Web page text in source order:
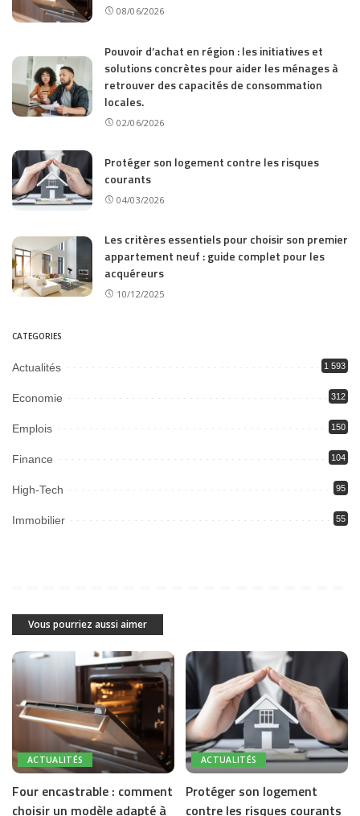
08/06/2026
Pouvoir d’achat en région : les initiatives et
solutions concrètes pour aider les ménages à
retrouver des capacités de consommation
locales.
02/06/2026
Protéger son logement contre les risques
courants
04/03/2026
Les critères essentiels pour choisir son premier
appartement neuf : guide complet pour les
acquéreurs
10/12/2025
CATEGORIES
Actualités 1 593
Economie 312
Emplois 150
Finance 104
High-Tech 95
Immobilier 55
Vous pourriez aussi aimer
ACTUALITÉS
Four encastrable : comment
choisir un modèle adapté à
ACTUALITÉS
Protéger son logement
contre les risques courants